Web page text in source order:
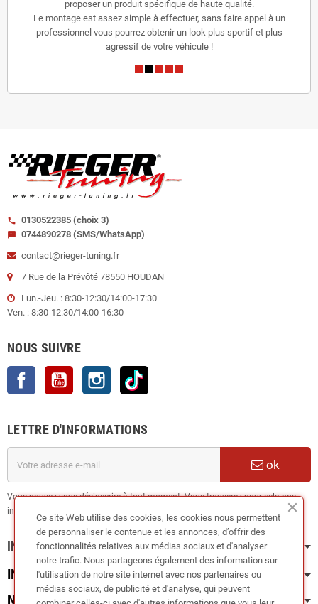
proposer un produit spécifique de haute qualité.
Le montage est assez simple à effectuer, sans faire appel à un
professionnel vous pourrez obtenir un look plus sportif et plus
agressif de votre véhicule !
call 0130522385 (choix 3)
sms
0744890278 (SMS/WhatsApp)
contact@rieger-tuning.fr
7 Rue de la Prévôté 78550 HOUDAN
Lun.-Jeu. : 8:30-12:30/14:00-17:30
Ven. : 8:30-12:30/14:00-16:30
NOUS SUIVRE
Facebook YouTube Instagram
LETTRE D'INFORMATIONS
ok
Vous pouvez vous désinscrire à tout moment. Vous trouverez pour cela nos
informations de contact dans les conditions d'utilisation du site.
INFORMATION
INFOS PRATIQUES
NOS CATÉGORIES
Ce site Web utilise des cookies, les cookies nous permettent
de personnaliser le contenue et les annonces, d’offrir des
fonctionnalités relatives aux médias sociaux et d'analyser
notre trafic. Nous partageons également des information sur
l'utilisation de notre site internet avec nos partenaires ou
médias sociaux, de publicité et d'analyse, qui peuvent